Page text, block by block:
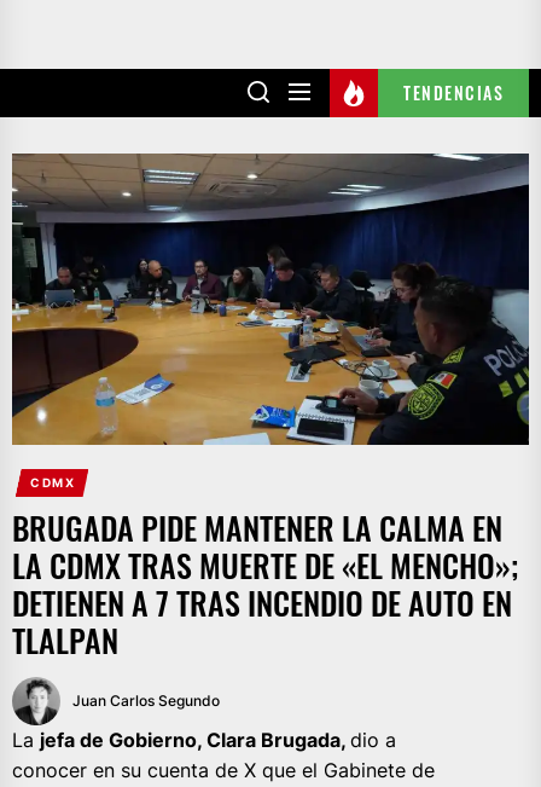
TENDENCIAS
CDMX
BRUGADA PIDE MANTENER LA CALMA EN
LA CDMX TRAS MUERTE DE «EL MENCHO»;
DETIENEN A 7 TRAS INCENDIO DE AUTO EN
TLALPAN
Juan Carlos Segundo
La jefa de Gobierno, Clara Brugada, dio a
conocer en su cuenta de X que el Gabinete de